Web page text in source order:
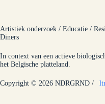
Artistiek onderzoek / Educatie /
Diners
In context van een actieve
het Belgische platteland.
Copyright © 2026 NDRGRND /